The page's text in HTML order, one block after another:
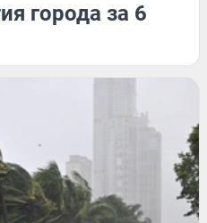
города за 6